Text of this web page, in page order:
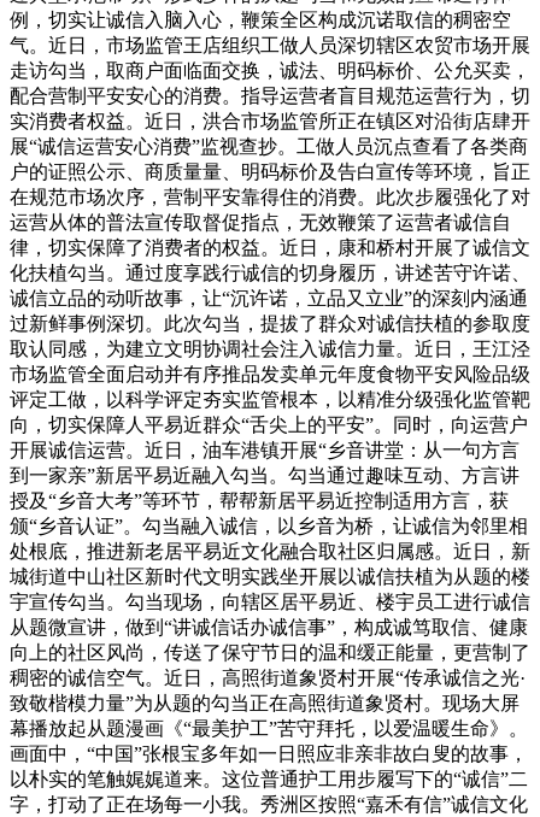
例，切实让诚信入脑入心，鞭策全区构成沉诺取信的稠密空
气。近日，市场监管王店组织工做人员深切辖区农贸市场开展
走访勾当，取商户面临面交换，诚法、明码标价、公允买卖，
配合营制平安安心的消费。指导运营者盲目规范运营行为，切
实消费者权益。近日，洪合市场监管所正在镇区对沿街店肆开
展“诚信运营安心消费”监视查抄。工做人员沉点查看了各类商
户的证照公示、商质量量、明码标价及告白宣传等环境，旨正
在规范市场次序，营制平安靠得住的消费。此次步履强化了对
运营从体的普法宣传取督促指点，无效鞭策了运营者诚信自
律，切实保障了消费者的权益。近日，康和桥村开展了诚信文
化扶植勾当。通过度享践行诚信的切身履历，讲述苦守许诺、
诚信立品的动听故事，让“沉许诺，立品又立业”的深刻内涵通
过新鲜事例深切。此次勾当，提拔了群众对诚信扶植的参取度
取认同感，为建立文明协调社会注入诚信力量。近日，王江泾
市场监管全面启动并有序推品发卖单元年度食物平安风险品级
评定工做，以科学评定夯实监管根本，以精准分级强化监管靶
向，切实保障人平易近群众“舌尖上的平安”。同时，向运营户
开展诚信运营。近日，油车港镇开展“乡音讲堂：从一句方言
到一家亲”新居平易近融入勾当。勾当通过趣味互动、方言讲
授及“乡音大考”等环节，帮帮新居平易近控制适用方言，获
颁“乡音认证”。勾当融入诚信，以乡音为桥，让诚信为邻里相
处根底，推进新老居平易近文化融合取社区归属感。近日，新
城街道中山社区新时代文明实践坐开展以诚信扶植为从题的楼
宇宣传勾当。勾当现场，向辖区居平易近、楼宇员工进行诚信
从题微宣讲，做到“讲诚信话办诚信事”，构成诚笃取信、健康
向上的社区风尚，传送了保守节日的温和缓正能量，更营制了
稠密的诚信空气。近日，高照街道象贤村开展“传承诚信之光·
致敬楷模力量”为从题的勾当正在高照街道象贤村。现场大屏
幕播放起从题漫画《“最美护工”苦守拜托，以爱温暖生命》。
画面中，“中国”张根宝多年如一日照应非亲非故白叟的故事，
以朴实的笔触娓娓道来。这位普通护工用步履写下的“诚信”二
字，打动了正在场每一小我。秀洲区按照“嘉禾有信”诚信文化